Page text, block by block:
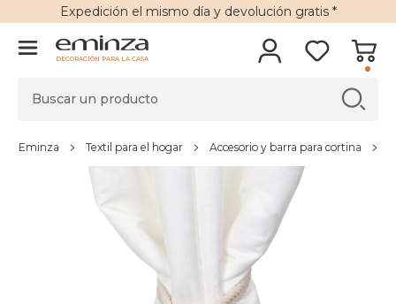
Expedición el mismo día y devolución gratis*
DECORACIÓN PARA LA CASA
Eminza Textil para el hogar Accesorio y barra para cortina